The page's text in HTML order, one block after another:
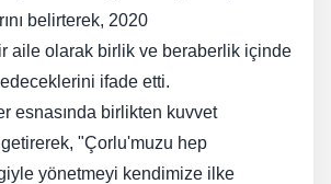
belirterek, 2020
aile olarak birlik ve beraberlik içinde
ifade etti.
esnasında birlikten kuvvet
"Çorlu'muzu hep
yönetmeyi kendimize ilke